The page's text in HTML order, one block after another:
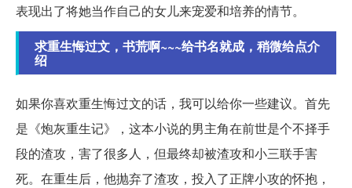
表现出了将她当作自己的女儿来宠爱和培养的情节。
求重生悔过文，书荒啊~~~给书名就成，稍微给点介
绍
如果你喜欢重生悔过文的话，我可以给你一些建议。首先
是《炮灰重生记》，这本小说的男主角在前世是个不择手
段的渣攻，害了很多人，但最终却被渣攻和小三联手害
死。在重生后，他抛弃了渣攻，投入了正牌小攻的怀抱，